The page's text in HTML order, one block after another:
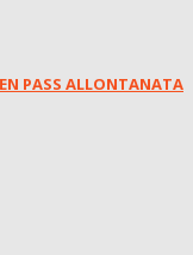
PASS ALLONTANATA